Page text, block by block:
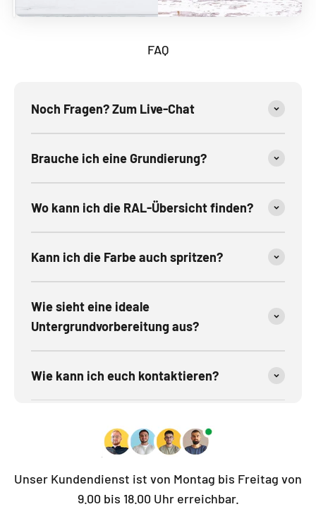
FAQ
Noch Fragen? Zum Live-Chat
Brauche ich eine Grundierung?
Wo kann ich die RAL-Übersicht finden?
Kann ich die Farbe auch spritzen?
Wie sieht eine ideale
Untergrundvorbereitung aus?
Wie kann ich euch kontaktieren?
Unser Kundendienst ist von Montag bis Freitag von
9.00 bis 18.00 Uhr erreichbar.